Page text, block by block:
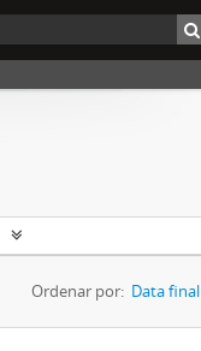
Ordenar por: Data final